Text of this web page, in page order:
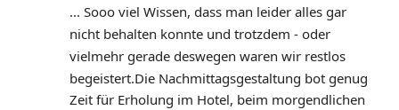
... Sooo viel Wissen, dass man leider alles gar
nicht behalten konnte und trotzdem - oder
vielmehr gerade deswegen waren wir restlos
begeistert.Die Nachmittagsgestaltung bot genug
Zeit für Erholung im Hotel, beim morgendlichen